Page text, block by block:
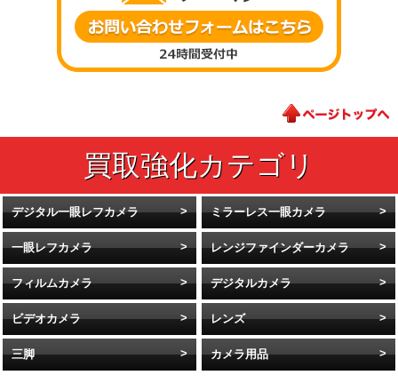
デジタル一眼レフカメラ ミラーレス一眼カメラ
一眼レフカメラ レンジファインダーカメラ
フィルムカメラ デジタルカメラ
ビデオカメラ レンズ
三脚 カメラ用品